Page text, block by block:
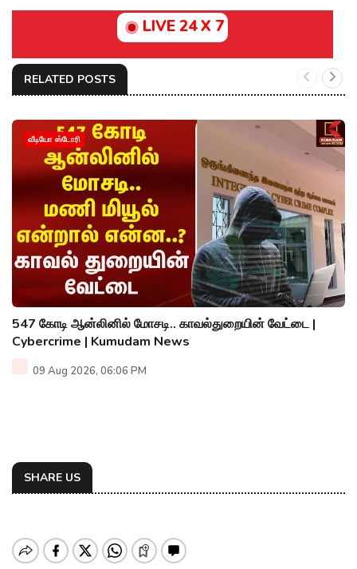
LIVE 24 X 7
RELATED POSTS
வீடியோ ஸ்டோரி
547 கோடி ஆன்லினில் மோசடி.. காவல்துறையின் வேட்டை |
Cybercrime | Kumudam News
09 Aug 2026, 06:06 PM
SHARE US